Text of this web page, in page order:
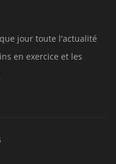
jour toute l'actualité
en exercice et les